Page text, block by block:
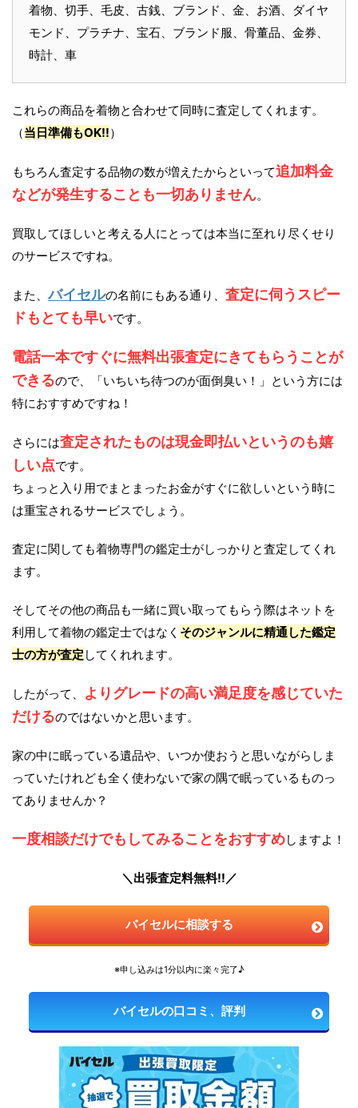
着物、切手、毛皮、古銭、ブランド、金、お酒、ダイヤ
モンド、プラチナ、宝石、ブランド服、骨董品、金券、
時計、車
これらの商品を着物と合わせて同時に査定してくれます。
（当日準備もOK!!）
もちろん査定する品物の数が増えたからといって追加料金
などが発生することも一切ありません。
買取してほしいと考える人にとっては本当に至れり尽くせり
のサービスですね。
また、バイセルの名前にもある通り、 査定に伺うスピー
ドもとても早いです。
電話一本ですぐに無料出張査定にきてもらうことが
できるので、「いちいち待つのが面倒臭い！」という方には
特におすすめですね！
さらには査定されたものは現金即払いというのも嬉
しい点です。
ちょっと入り用でまとまったお金がすぐに欲しいという時に
は重宝されるサービスでしょう。
査定に関しても着物専門の鑑定士がしっかりと査定してくれ
ます。
そしてその他の商品も一緒に買い取ってもらう際はネットを
利用して着物の鑑定士ではなく そのジャンルに精通した鑑定
士の方が査定 してくれれます。
したがって、
よりグレードの高い満足度を感じていた
だけるのではないかと思います。
家の中に眠っている遺品や、いつか使おうと思いながらしま
っていたけれども全く使わないで家の隅で眠っているものっ
てありませんか？
一度相談だけでもしてみることをおすすめしますよ！
＼出張査定料無料!!／
バイセルに相談する
※申し込みは1分以内に楽々完了♪
バイセルの口コミ、評判